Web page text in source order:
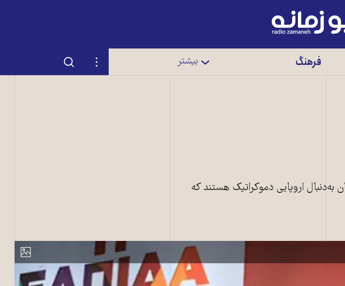
فرهنگ بیشتر تنظیمات جستجو
به‌دنبال اروپایی دموکراتیک هستند که